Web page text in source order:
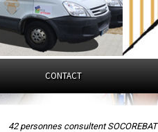
CONTACT
42 personnes consultent SOCOREBAT